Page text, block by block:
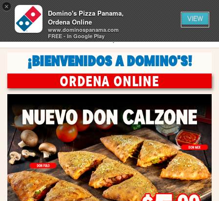
×
Domino's Pizza Panama,
Ordena Online
www.dominospanama.com
FREE - In Google Play
VIEW
CARRITO
0
0
artículos
en
el
carrito
ENCUENTRA UNA TIENDA
RASTREA
¡BIENVENIDOS A DOMINO'S!
ORDENA ONLINE